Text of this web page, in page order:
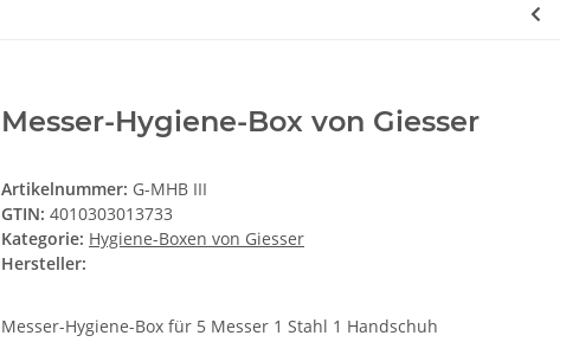
Messer-Hygiene-Box von Giesser
Artikelnummer: G-MHB III
GTIN: 4010303013733
Kategorie: Hygiene-Boxen von Giesser
Hersteller:
Messer-Hygiene-Box für 5 Messer 1 Stahl 1 Handschuh